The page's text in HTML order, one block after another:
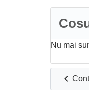
Nu mai
chevron_left
Panouri
Copertine